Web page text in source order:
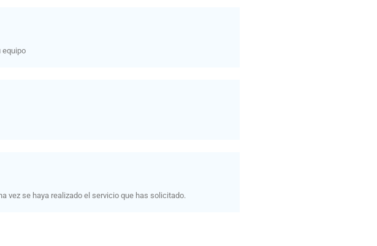
equipo
vez se haya realizado el servicio que has solicitado.